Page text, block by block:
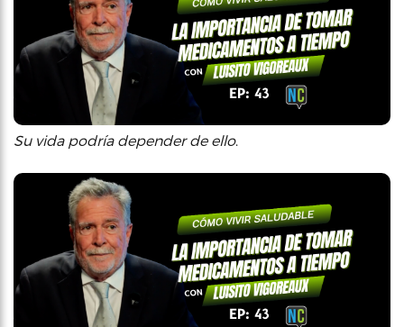
Su vida podría depender de ello.